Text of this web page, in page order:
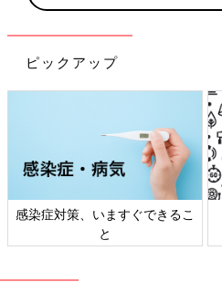
ピックアップ
感染症対策、いますぐできるこ
と